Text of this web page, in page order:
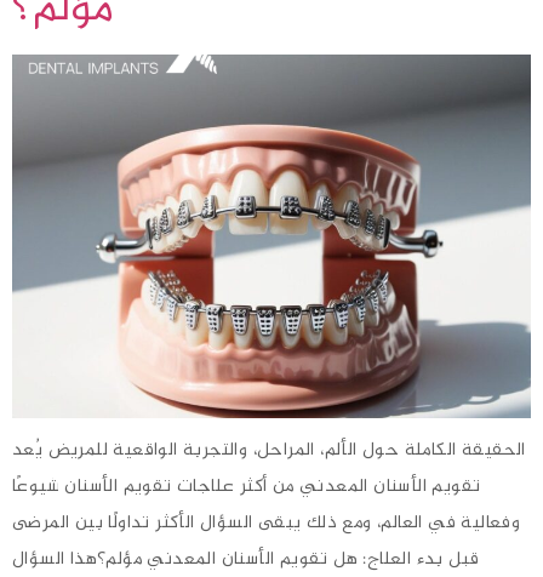
الحقيقة الكاملة حول الألم، المراحل، والتجربة الواقعية للمريض يُعد
تقويم الأسنان المعدني من أكثر علاجات تقويم الأسنان شيوعًا
وفعالية في العالم، ومع ذلك يبقى السؤال الأكثر تداولًا بين المرضى
قبل بدء العلاج: هل تقويم الأسنان المعدني مؤلم؟هذا السؤال